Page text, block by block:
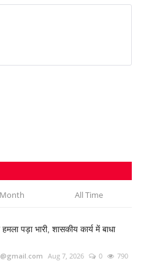
All Time
पड़ा भारी, शासकीय कार्य में बाधा
Aug 7, 2026 0 790